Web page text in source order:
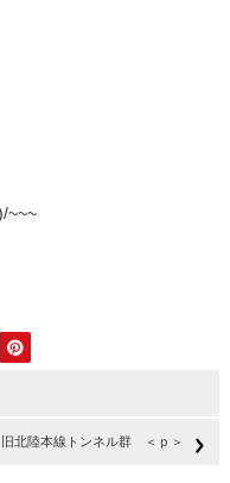
~~~
旧北陸本線トンネル群 ＜ｐ＞